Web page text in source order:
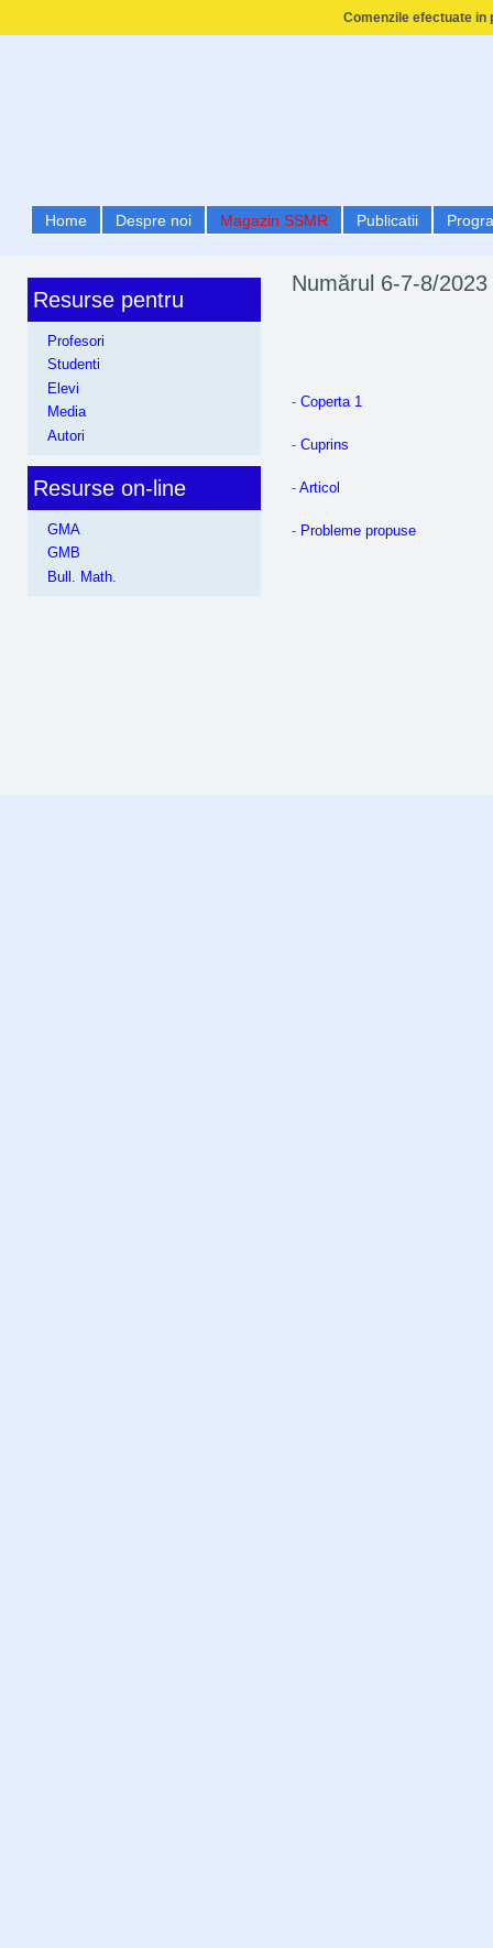
Comenzile efectuate in
Home Despre noi Magazin SSMR Publicatii
Numărul 6-7-8/
- Coperta 1
- Cuprins
- Articol
- Probleme propuse
Resurse pentru
Profesori
Studenti
Elevi
Media
Autori
Resurse on-line
GMA
GMB
Bull. Math.